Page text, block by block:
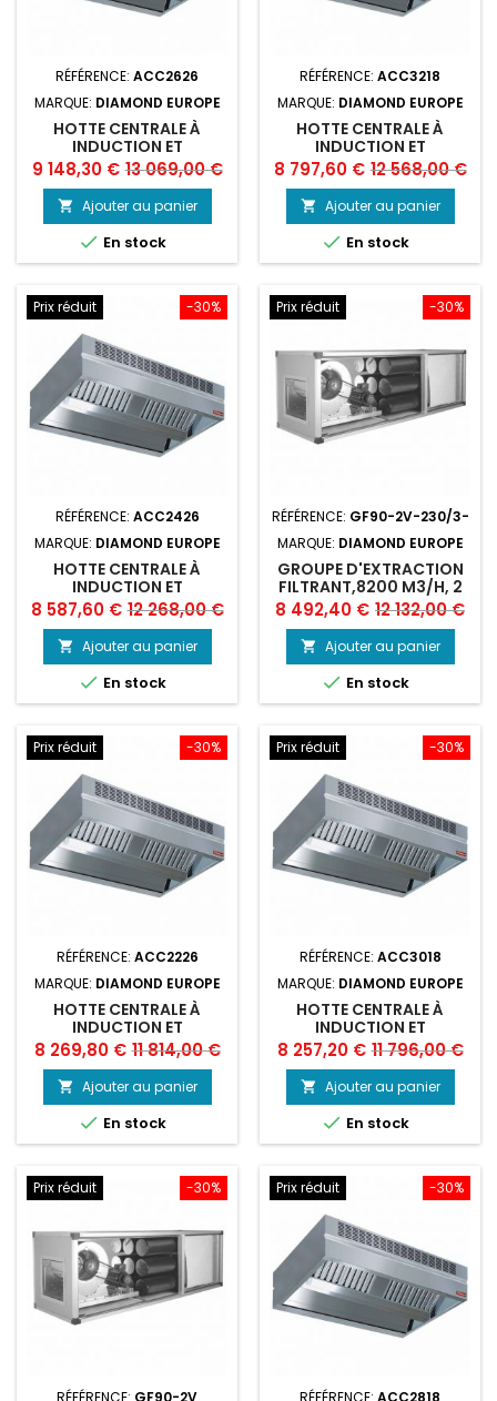
RÉFÉRENCE: ACC2626
MARQUE: DIAMOND EUROPE
HOTTE CENTRALE À
INDUCTION ET
COMPENSATION
"AMBIANCE"
Prix
9 148,30 € Prix
de
base
13 069,00 €
 Ajouter au panier
 En stock
RÉFÉRENCE: ACC3218
MARQUE: DIAMOND EUROPE
HOTTE CENTRALE À
INDUCTION ET
COMPENSATION
"AMBIANCE"
Prix
8 797,60 € Prix
de
base
12 568,00 €
 Ajouter au panier
 En stock
-30%
Prix réduit
RÉFÉRENCE: ACC2426
MARQUE: DIAMOND EUROPE
HOTTE CENTRALE À
INDUCTION ET
COMPENSATION
"AMBIANCE"
Prix
8 587,60 € Prix
de
base
12 268,00 €
 Ajouter au panier
 En stock
-30%
Prix réduit
RÉFÉRENCE: GF90-2V-230/3-
MARQUE: DIAMOND EUROPE
GROUPE D'EXTRACTION
FILTRANT,8200 M3/H, 2
VITESSES
Prix
8 492,40 € Prix
de
base
12 132,00 €
 Ajouter au panier
 En stock
-30%
Prix réduit
RÉFÉRENCE: ACC2226
MARQUE: DIAMOND EUROPE
HOTTE CENTRALE À
INDUCTION ET
COMPENSATION
"AMBIANCE"
Prix
8 269,80 € Prix
de
base
11 814,00 €
 Ajouter au panier
 En stock
-30%
Prix réduit
RÉFÉRENCE: ACC3018
MARQUE: DIAMOND EUROPE
HOTTE CENTRALE À
INDUCTION ET
COMPENSATION
"AMBIANCE"
Prix
8 257,20 € Prix
de
base
11 796,00 €
 Ajouter au panier
 En stock
-30%
Prix réduit
RÉFÉRENCE: GF90-2V
-30%
Prix réduit
RÉFÉRENCE: ACC2818